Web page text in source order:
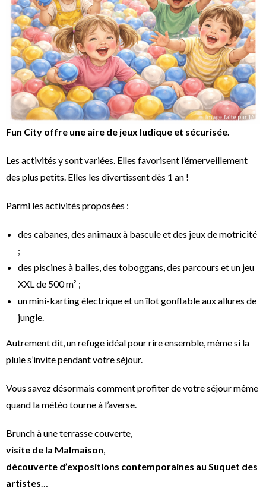
Fun City offre une aire de jeux ludique et sécurisée.
Les activités y sont variées. Elles favorisent l’émerveillement
des plus petits. Elles les divertissent dès 1 an !
Parmi les activités proposées :
des cabanes, des animaux à bascule et des jeux de motricité
;
des piscines à balles, des toboggans, des parcours et un jeu
XXL de 500 m² ;
un mini-karting électrique et un îlot gonflable aux allures de
jungle.
Autrement dit, un refuge idéal pour rire ensemble, même si la
pluie s’invite pendant votre séjour.
Vous savez désormais comment profiter de votre séjour même
quand la météo tourne à l’averse.
Brunch à une terrasse couverte,
visite de la Malmaison
découverte d’expositions contemporaines au Suquet des
artistes